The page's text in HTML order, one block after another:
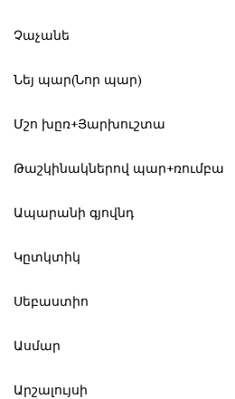
‌Չաչանե
‌Նեյ պար(Նոր պար)
‌Մշո խըռ+Յարխուշտա
‌Թաշկինակներով պար+ռումբա
‌Ապարանի գյովնդ
‌Կըտկտիկ
‌Սեբաստիո
‌Ասմար
‌Արշալույսի